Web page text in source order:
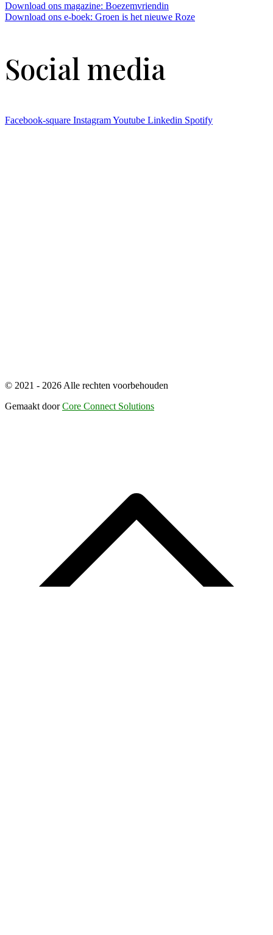
Download ons magazine: Boezemvriendin
Download ons e-boek: Groen is het nieuwe Roze
Social media
Facebook-square InstagramYoutube Linkedin Spotify
© 2021 - 2026 Alle rechten voorbehouden
Gemaakt doorCore Connect Solutions